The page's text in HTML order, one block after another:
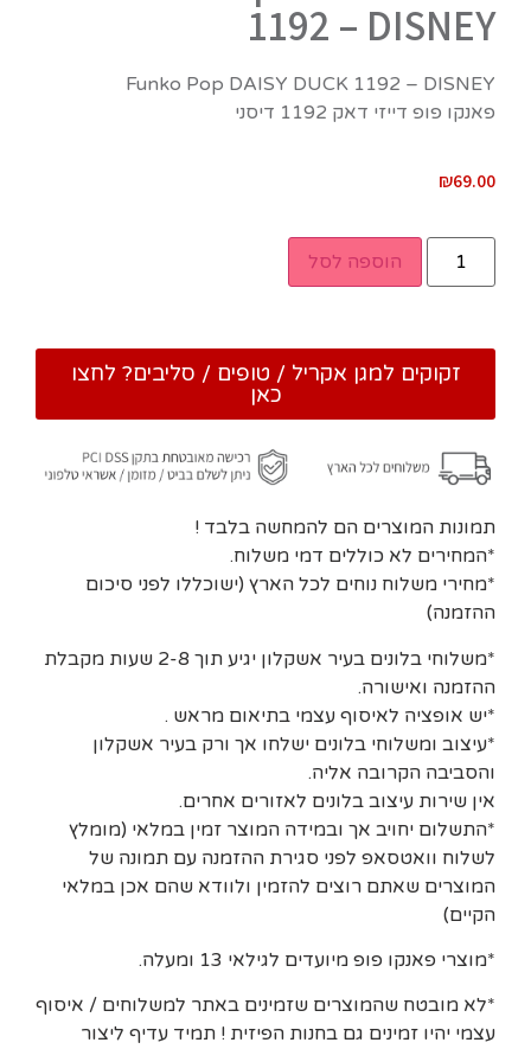
1192 – DISNEY
Funko Pop DAISY DUCK 1192 – DISNEY
פאנקו פופ דייזי דאק 1192 דיסני
₪69.00
הוספה לסל
זקוקים למגן אקריל / טופים / סליבים? לחצו
כאן
תמונות המוצרים הם להמחשה בלבד !
*המחירים לא כוללים דמי משלוח.
*מחירי משלוח נוחים לכל הארץ (ישוכללו לפני סיכום
ההזמנה)
*משלוחי בלונים בעיר אשקלון יגיע תוך 2-8 שעות מקבלת
ההזמנה ואישורה.
*יש אופציה לאיסוף עצמי בתיאום מראש .
*עיצוב ומשלוחי בלונים ישלחו אך ורק בעיר אשקלון
והסביבה הקרובה אליה.
אין שירות עיצוב בלונים לאזורים אחרים.
*התשלום יחויב אך ובמידה המוצר זמין במלאי (מומלץ
לשלוח וואטסאפ לפני סגירת ההזמנה עם תמונה של
המוצרים שאתם רוצים להזמין ולוודא שהם אכן במלאי
הקיים)
*מוצרי פאנקו פופ מיועדים לגילאי 13 ומעלה.
*לא מובטח שהמוצרים שזמינים באתר למשלוחים / איסוף
עצמי יהיו זמינים גם בחנות הפיזית ! תמיד עדיף ליצור